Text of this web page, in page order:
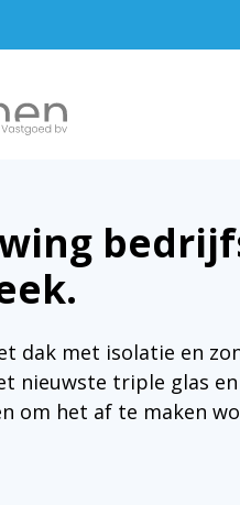
dak met isolatie en
nieuwste triple glas
om het af te maken